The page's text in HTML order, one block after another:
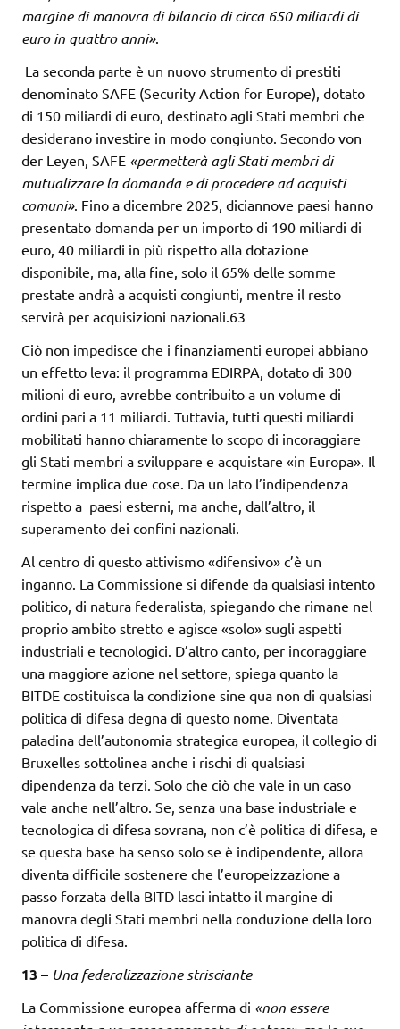
margine di manovra di bilancio di circa 650 miliardi di
euro in quattro anni».
La seconda parte è un nuovo strumento di prestiti
denominato SAFE (Security Action for Europe), dotato
di 150 miliardi di euro, destinato agli Stati membri che
desiderano investire in modo congiunto. Secondo von
der Leyen, SAFE «permetterà agli Stati membri di
mutualizzare la domanda e di procedere ad acquisti
comuni». Fino a dicembre 2025, diciannove paesi hanno
presentato domanda per un importo di 190 miliardi di
euro, 40 miliardi in più rispetto alla dotazione
disponibile, ma, alla fine, solo il 65% delle somme
prestate andrà a acquisti congiunti, mentre il resto
servirà per acquisizioni nazionali.63
Ciò non impedisce che i finanziamenti europei abbiano
un effetto leva: il programma EDIRPA, dotato di 300
milioni di euro, avrebbe contribuito a un volume di
ordini pari a 11 miliardi. Tuttavia, tutti questi miliardi
mobilitati hanno chiaramente lo scopo di incoraggiare
gli Stati membri a sviluppare e acquistare «in Europa». Il
termine implica due cose. Da un lato l’indipendenza
rispetto a paesi esterni, ma anche, dall’altro, il
superamento dei confini nazionali.
Al centro di questo attivismo «difensivo» c’è un
inganno. La Commissione si difende da qualsiasi intento
politico, di natura federalista, spiegando che rimane nel
proprio ambito stretto e agisce «solo» sugli aspetti
industriali e tecnologici. D’altro canto, per incoraggiare
una maggiore azione nel settore, spiega quanto la
BITDE costituisca la condizione sine qua non di qualsiasi
politica di difesa degna di questo nome. Diventata
paladina dell’autonomia strategica europea, il collegio di
Bruxelles sottolinea anche i rischi di qualsiasi
dipendenza da terzi. Solo che ciò che vale in un caso
vale anche nell’altro. Se, senza una base industriale e
tecnologica di difesa sovrana, non c’è politica di difesa, e
se questa base ha senso solo se è indipendente, allora
diventa difficile sostenere che l’europeizzazione a
passo forzata della BITD lasci intatto il margine di
manovra degli Stati membri nella conduzione della loro
politica di difesa.
13 – Una federalizzazione strisciante
La Commissione europea afferma di «non essere